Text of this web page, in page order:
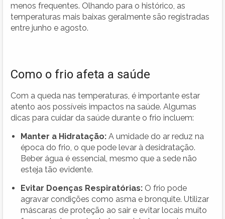
menos frequentes. Olhando para o histórico, as
temperaturas mais baixas geralmente são registradas
entre junho e agosto.
Como o frio afeta a saúde
Com a queda nas temperaturas, é importante estar
atento aos possíveis impactos na saúde. Algumas
dicas para cuidar da saúde durante o frio incluem:
Manter a Hidratação: A umidade do ar reduz na
época do frio, o que pode levar à desidratação.
Beber água é essencial, mesmo que a sede não
esteja tão evidente.
Evitar Doenças Respiratórias: O frio pode
agravar condições como asma e bronquite. Utilizar
máscaras de proteção ao sair e evitar locais muito